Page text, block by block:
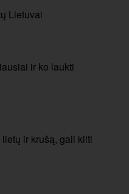
Lietuvai
ir ko laukti
ir krušą, gali kilti